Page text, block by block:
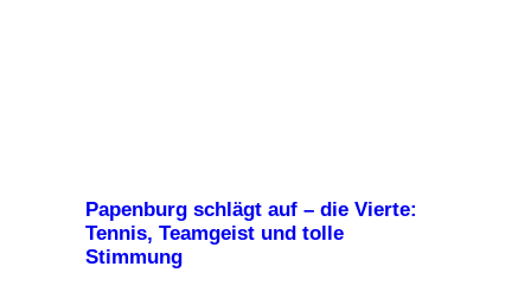
Papenburg schlägt auf – die Vierte:
Tennis, Teamgeist und tolle
Stimmung